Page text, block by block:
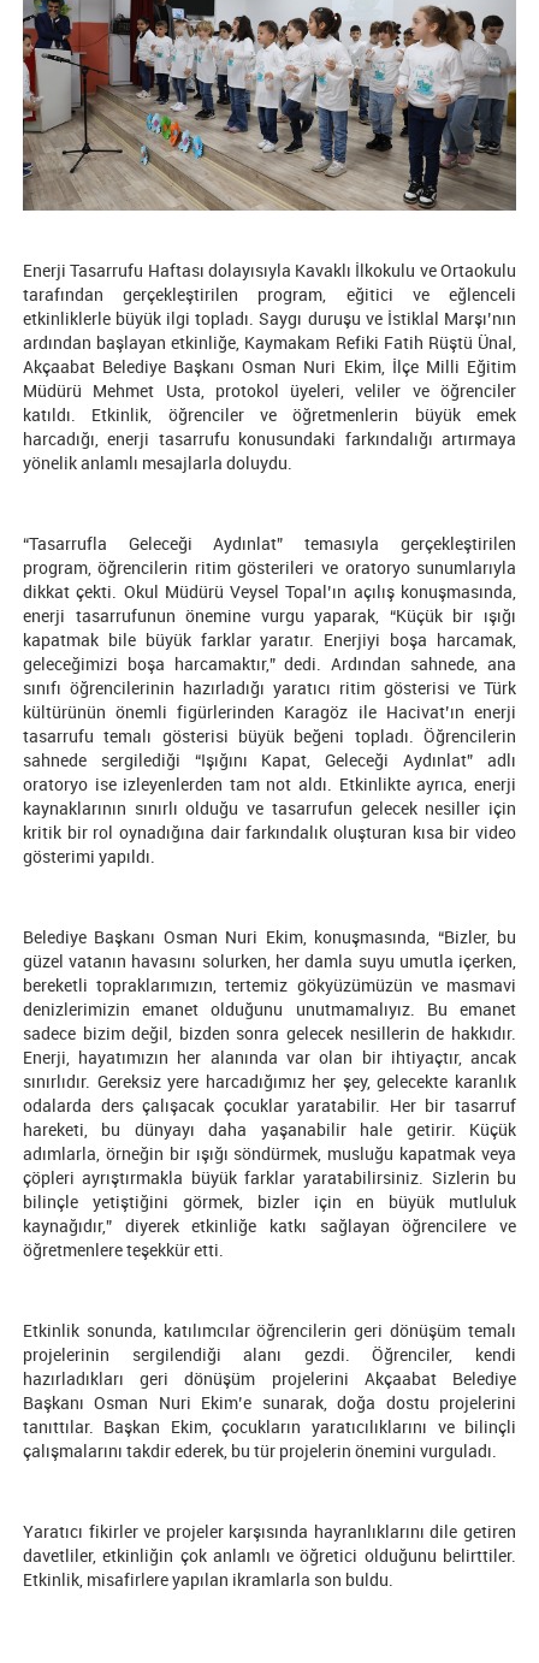
Enerji Tasarrufu Haftası dolayısıyla Kavaklı İlkokulu ve Ortaokulu
tarafından gerçekleştirilen program, eğitici ve eğlenceli
etkinliklerle büyük ilgi topladı. Saygı duruşu ve İstiklal Marşı’nın
ardından başlayan etkinliğe, Kaymakam Refiki Fatih Rüştü Ünal,
Akçaabat Belediye Başkanı Osman Nuri Ekim, İlçe Milli Eğitim
Müdürü Mehmet Usta, protokol üyeleri, veliler ve öğrenciler
katıldı. Etkinlik, öğrenciler ve öğretmenlerin büyük emek
harcadığı, enerji tasarrufu konusundaki farkındalığı artırmaya
yönelik anlamlı mesajlarla doluydu.
“Tasarrufla Geleceği Aydınlat” temasıyla gerçekleştirilen
program, öğrencilerin ritim gösterileri ve oratoryo sunumlarıyla
dikkat çekti. Okul Müdürü Veysel Topal’ın açılış konuşmasında,
enerji tasarrufunun önemine vurgu yaparak, “Küçük bir ışığı
kapatmak bile büyük farklar yaratır. Enerjiyi boşa harcamak,
geleceğimizi boşa harcamaktır,” dedi. Ardından sahnede, ana
sınıfı öğrencilerinin hazırladığı yaratıcı ritim gösterisi ve Türk
kültürünün önemli figürlerinden Karagöz ile Hacivat’ın enerji
tasarrufu temalı gösterisi büyük beğeni topladı. Öğrencilerin
sahnede sergilediği “Işığını Kapat, Geleceği Aydınlat” adlı
oratoryo ise izleyenlerden tam not aldı. Etkinlikte ayrıca, enerji
kaynaklarının sınırlı olduğu ve tasarrufun gelecek nesiller için
kritik bir rol oynadığına dair farkındalık oluşturan kısa bir video
gösterimi yapıldı.
Belediye Başkanı Osman Nuri Ekim, konuşmasında, “Bizler, bu
güzel vatanın havasını solurken, her damla suyu umutla içerken,
bereketli topraklarımızın, tertemiz gökyüzümüzün ve masmavi
denizlerimizin emanet olduğunu unutmamalıyız. Bu emanet
sadece bizim değil, bizden sonra gelecek nesillerin de hakkıdır.
Enerji, hayatımızın her alanında var olan bir ihtiyaçtır, ancak
sınırlıdır. Gereksiz yere harcadığımız her şey, gelecekte karanlık
odalarda ders çalışacak çocuklar yaratabilir. Her bir tasarruf
hareketi, bu dünyayı daha yaşanabilir hale getirir. Küçük
adımlarla, örneğin bir ışığı söndürmek, musluğu kapatmak veya
çöpleri ayrıştırmakla büyük farklar yaratabilirsiniz. Sizlerin bu
bilinçle yetiştiğini görmek, bizler için en büyük mutluluk
kaynağıdır,” diyerek etkinliğe katkı sağlayan öğrencilere ve
öğretmenlere teşekkür etti.
Etkinlik sonunda, katılımcılar öğrencilerin geri dönüşüm temalı
projelerinin sergilendiği alanı gezdi. Öğrenciler, kendi
hazırladıkları geri dönüşüm projelerini Akçaabat Belediye
Başkanı Osman Nuri Ekim’e sunarak, doğa dostu projelerini
tanıttılar. Başkan Ekim, çocukların yaratıcılıklarını ve bilinçli
çalışmalarını takdir ederek, bu tür projelerin önemini vurguladı.
Yaratıcı fikirler ve projeler karşısında hayranlıklarını dile getiren
davetliler, etkinliğin çok anlamlı ve öğretici olduğunu belirttiler.
Etkinlik, misafirlere yapılan ikramlarla son buldu.